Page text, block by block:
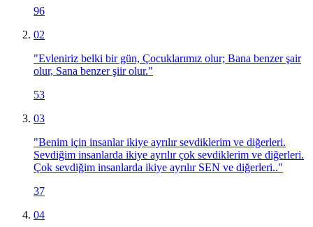
96
02
"Evleniriz belki bir gün, Çocuklarımız olur; Bana benzer şair
olur, Sana benzer şiir olur."
53
03
"Benim için insanlar ikiye ayrılır sevdiklerim ve diğerleri.
Sevdiğim insanlarda ikiye ayrılır çok sevdiklerim ve diğerleri.
Çok sevdiğim insanlarda ikiye ayrılır SEN ve diğerleri.."
37
04